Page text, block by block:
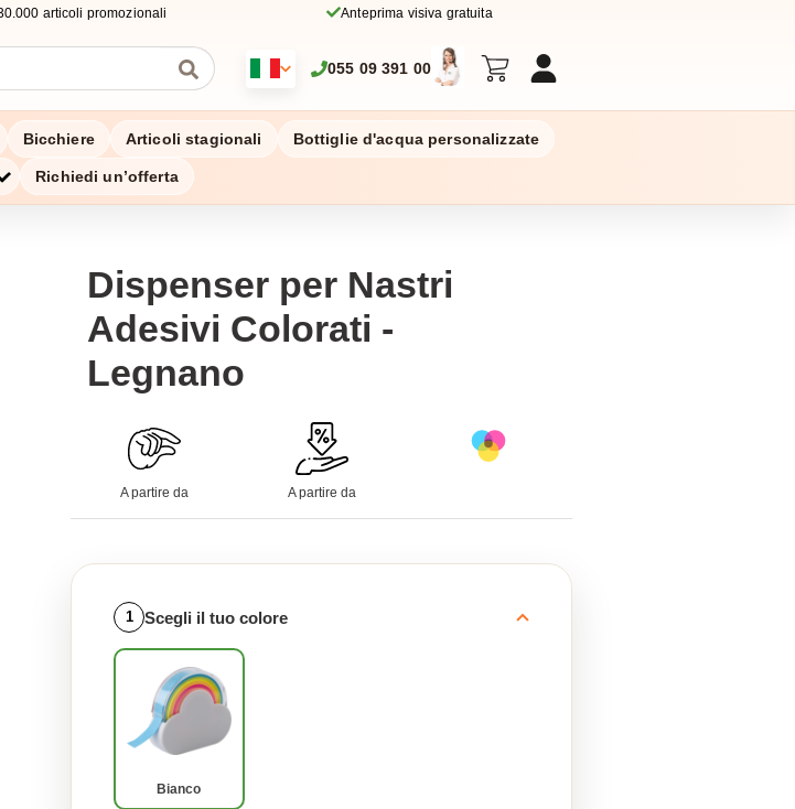
articoli promozionali Anteprima visiva gratuita
055 09 391 00
Bicchiere Articoli stagionali Bottiglie d'acqua personalizzate
Richiedi un’offerta
Dispenser per Nastri
Adesivi Colorati -
Legnano
A partire da A partire da
1 Scegli il tuo colore
Bianco